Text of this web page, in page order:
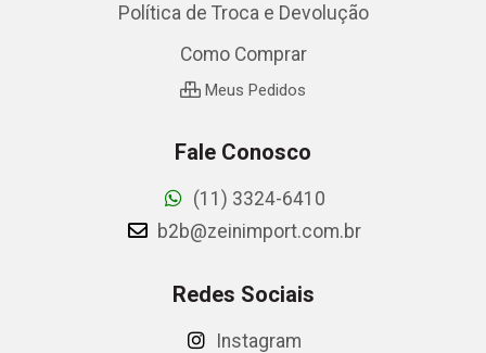
Política de Troca e Devolução
Como Comprar
Meus Pedidos
Fale Conosco
(11) 3324-6410
b2b@zeinimport.com.br
Redes Sociais
Instagram